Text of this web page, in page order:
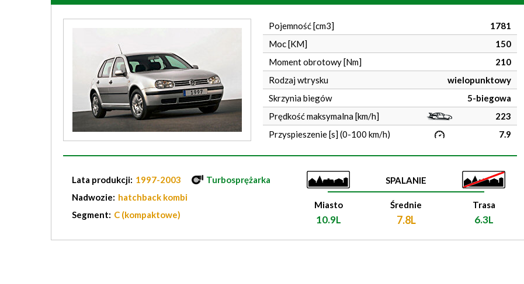
Pojemność [cm3]
1781
Moc [KM]
150
Moment obrotowy [Nm]
210
Rodzaj wtrysku
wielopunktowy
Skrzynia biegów
5-biegowa
Prędkość maksymalna [km/h]
223
Przyspieszenie [s] (0-100 km/h)
7.9
Lata produkcji: 1997-2003
Turbosprężarka
Nadwozie: hatchback kombi
Segment: C (kompaktowe)
SPALANIE
Miasto
10.9L
Średnie
7.8L
Trasa
6.3L